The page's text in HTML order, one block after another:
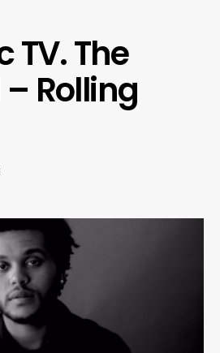
TV. The
Rolling